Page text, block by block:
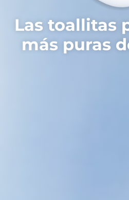
Las toallitas
más puras